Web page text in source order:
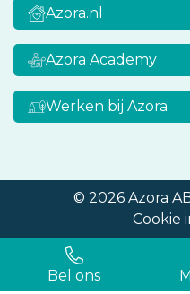
Azora.nl
Azora Academy
Werken bij Azora
© 2026 Azora
Cookie
Bel ons